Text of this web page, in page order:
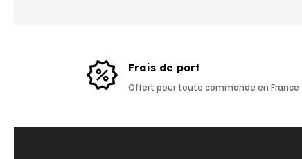
Frais de port
Offert pour toute commande en France